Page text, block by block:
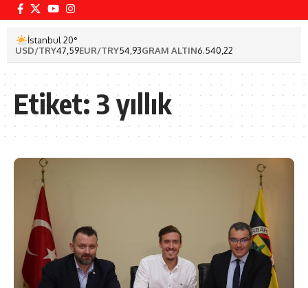
İstanbul 20°
USD/TRY47,59EUR/TRY54,93GRAM ALTIN6.540,22
Etiket: 3 yıllık